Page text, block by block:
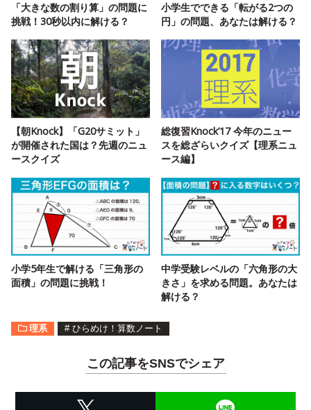
「大きな数の割り算」の問題に
挑戦！30秒以内に解ける？
小学生でできる「転がる2つの
円」の問題、あなたは解ける？
【朝Knock】「G20サミット」
が開催された国は？先週のニュ
ースクイズ
総復習Knock’17 今年のニュー
スを総ざらいクイズ【理系ニュ
ース編】
小学5年生で解ける「三角形の
面積」の問題に挑戦！
中学受験レベルの「六角形の大
きさ」を求める問題。あなたは
解ける？
理系 # ひらめけ！算数ノート
この記事をSNSでシェア